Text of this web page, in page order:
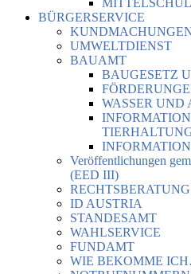
BÜRGERSERVICE
UMWELTDIENST
BAUAMT
BAUGESETZ
WASSER UND
Veröffentlichungen
(EED III)
ID AUSTRIA
STANDESAMT
WAHLSERVICE
FUNDAMT
WIE BEKOMME